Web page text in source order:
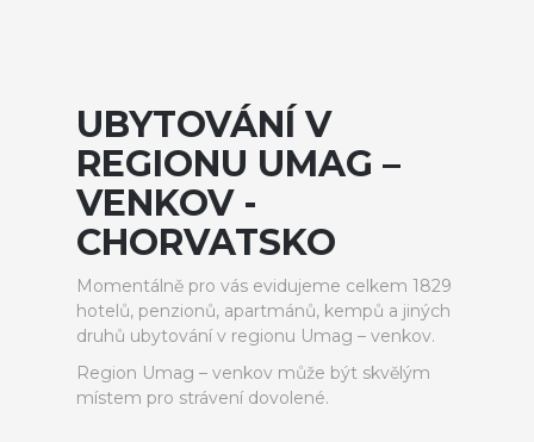
UBYTOVÁNÍ V
REGIONU UMAG –
VENKOV -
CHORVATSKO
Momentálně pro vás evidujeme celkem 1829
hotelů, penzionů, apartmánů, kempů a jiných
druhů ubytování v regionu Umag – venkov.
Region Umag – venkov může být skvělým
místem pro strávení dovolené.